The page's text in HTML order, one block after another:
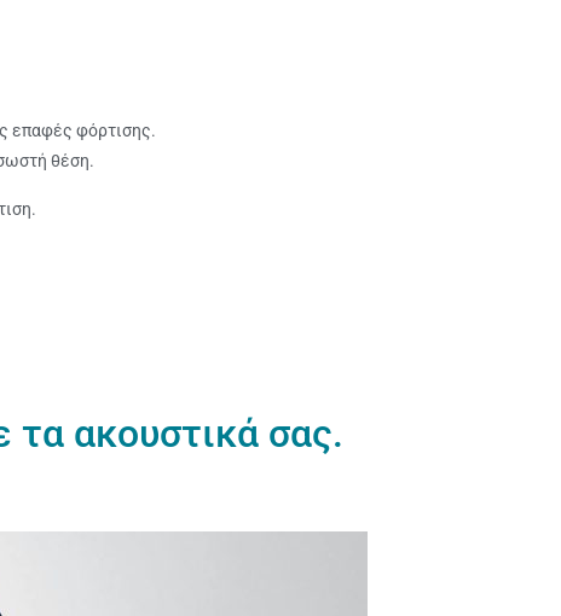
επαφές φόρτισης.
θέση.
τα ακουστικά σας.